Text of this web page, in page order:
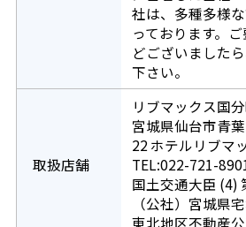
社は、多種多様
っております。
どございました
下さい。
取扱店舗
リブマックス国
宮城県仙台市青
22 ホテルリブマ
TEL:022-721-
国土交通大臣 (4)
（公社）宮城県
東北地区不動産